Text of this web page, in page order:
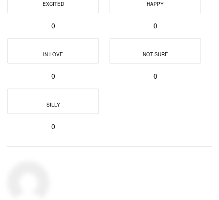
EXCITED
0
HAPPY
0
IN LOVE
0
NOT SURE
0
SILLY
0